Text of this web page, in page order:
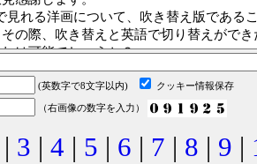
(英数字で8文字以内) クッキー情報保存
（右画像の数字を入力）
| 3 | 4 | 5 | 6 | 7 | 8 | 9 |